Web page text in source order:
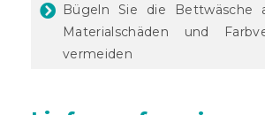
Bügeln Sie die Bettwäsche
Materialschäden und
vermeiden